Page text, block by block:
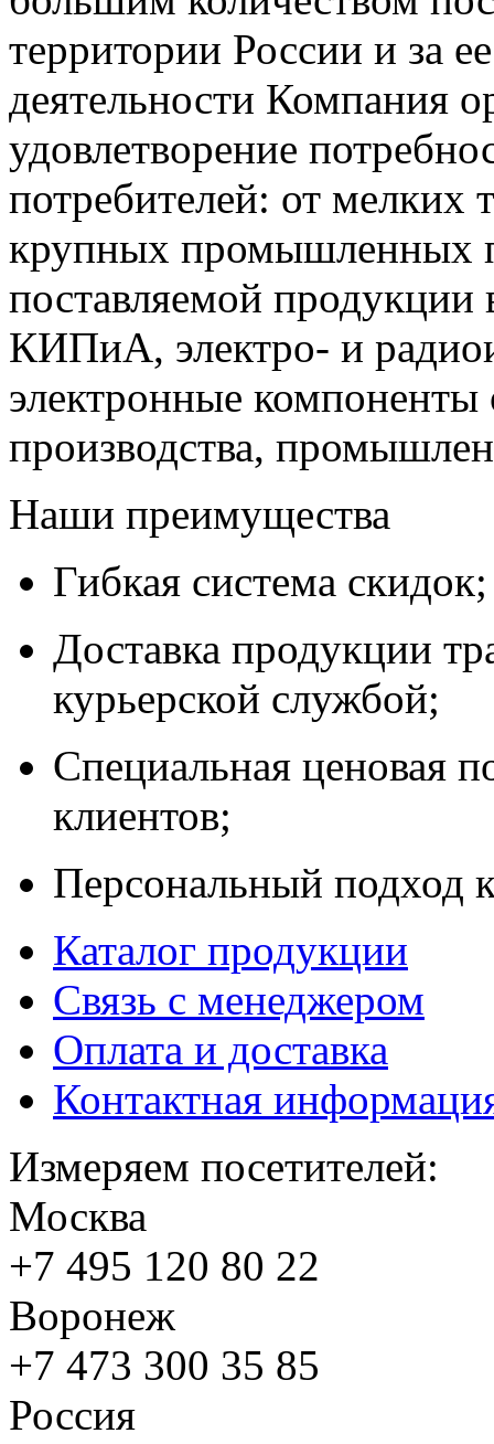
территории России и за
деятельности Компания
удовлетворение
потребителей: от мелких
крупных промышленных
поставляемой продукции
КИПиА, электро- и
электронные компоненты
производства,
Наши преимущества
Гибкая система скидок;
Доставка продукции
курьерской службой;
Специальная ценовая
клиентов;
Персональный подход
Каталог продукции
Связь с менеджером
Оплата и доставка
Контактная
Измеряем посетителей:
Москва
+7 495 120 80 22
Воронеж
+7 473 300 35 85
Россия